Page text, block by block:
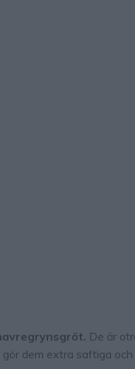
De är
gör dem extra saftiga och